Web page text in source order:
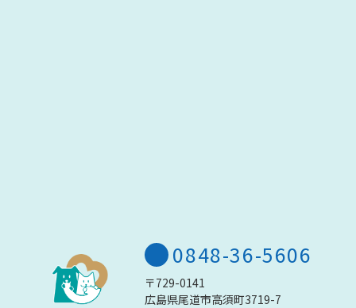
0848-36-5606
〒729-0141
広島県尾道市高須町3719-7